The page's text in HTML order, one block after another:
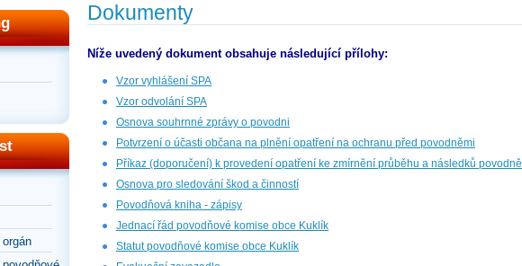
Dokumenty
Níže uvedený dokument obsahuje následující přílohy:
Vzor vyhlášení SPA
Vzor odvolání SPA
Osnova souhrnné zprávy o povodni
Potvrzení o účasti občana na plnění opatření na ochranu před povodněmi
Příkaz (doporučení) k provedení opatření ke zmírnění průběhu a následků povodně
Osnova pro sledování škod a činností
Povodňová kniha - zápisy
Jednací řád povodňové komise obce Kuklík
Statut povodňové komise obce Kuklík